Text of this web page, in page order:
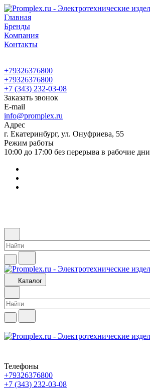
Главная
Бренды
Компания
Контакты
+79326376800
+79326376800
+7 (343) 232-03-08
Заказать звонок
E-mail
info@promplex.ru
Адрес
г. Екатеринбург, ул. Онуфриева, 55
Режим работы
10:00 до 17:00 без перерыва в рабочие дни
Каталог
Телефоны
+79326376800
+7 (343) 232-03-08